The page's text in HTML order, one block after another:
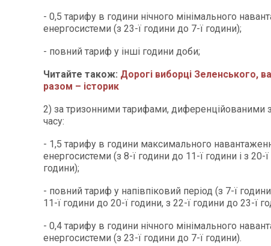
- 0,5 тарифу в години нічного мінімального
енергосистеми (з 23-ї години до 7-ї години);
- повний тариф у інші години доби;
Читайте також: Дорогі виборці Зеленського,
разом – історик
2) за тризонними тарифами, диференційованими
часу:
- 1,5 тарифу в години максимального
енергосистеми (з 8-ї години до 11-ї години і з 20-
години);
- повний тариф у напівпіковий період (з 7-ї
11-ї години до 20-ї години, з 22-ї години до 23-ї
- 0,4 тарифу в години нічного мінімального
енергосистеми (з 23-ї години до 7-ї години).